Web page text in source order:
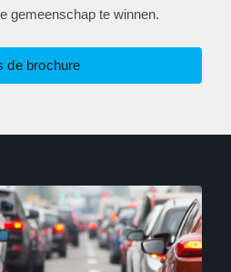
gemeenschap te winnen.
de brochure